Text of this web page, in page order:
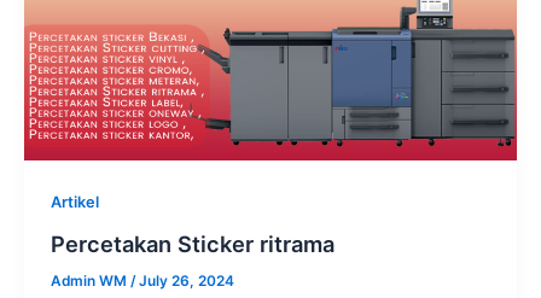
Artikel
Percetakan Sticker ritrama
Admin WM /July 26, 2024